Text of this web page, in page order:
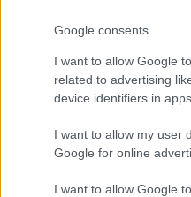
Google consents
I want to allow Google
related to advertising
device identifiers in apps.
I want to allow my user
Google for online
I want to allow Google
Continua a